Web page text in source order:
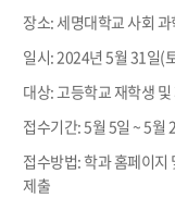
장소: 세명대학교 사회
일시: 2024년 5월 31일(
대상: 고등학교 재학생
접수기간: 5월 5일 ~ 5월
접수방법: 학과 홈페이지
제출